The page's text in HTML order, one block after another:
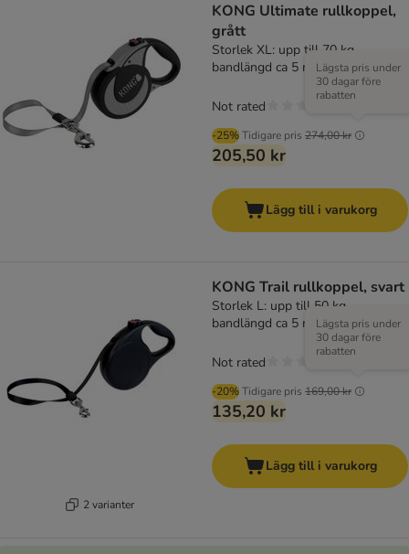
KONG Ultimate rullkoppel,
grått
Storlek XL: upp till 70 kg,
bandlängd ca 5 m
-25%Tidigare pris 274,00 kr
Lägsta pris under
30 dagar före
rabatten
205,50 kr
Not rated
Lägg till i varukorg
2 varianter
KONG Trail rullkoppel, svart
Storlek L: upp till 50 kg,
bandlängd ca 5 m
-20%Tidigare pris 169,00 kr
Lägsta pris under
30 dagar före
rabatten
135,20 kr
Not rated
Lägg till i varukorg